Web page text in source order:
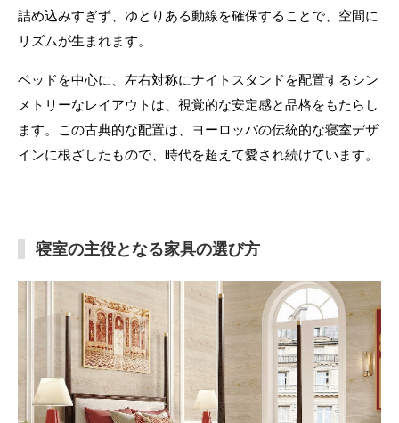
詰め込みすぎず、ゆとりある動線を確保することで、空間に
リズムが生まれます。
ベッドを中心に、左右対称にナイトスタンドを配置するシン
メトリーなレイアウトは、視覚的な安定感と品格をもたらし
ます。この古典的な配置は、ヨーロッパの伝統的な寝室デザ
インに根ざしたもので、時代を超えて愛され続けています。
寝室の主役となる家具の選び方